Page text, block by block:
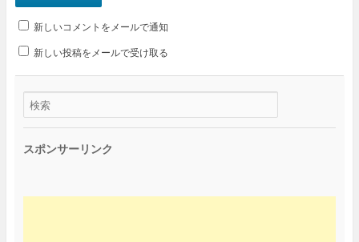
新しいコメントをメールで通知
新しい投稿をメールで受け取る
スポンサーリンク